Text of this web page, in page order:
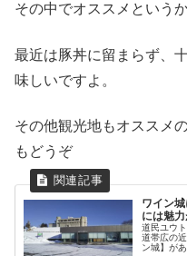
その中でオススメという
最近は豚丼に留まらず、
味しいですよ。
その他観光地もオススメ
もどうぞ
ワイン
には魅
道民ユウ
道帯広の
ン城】が